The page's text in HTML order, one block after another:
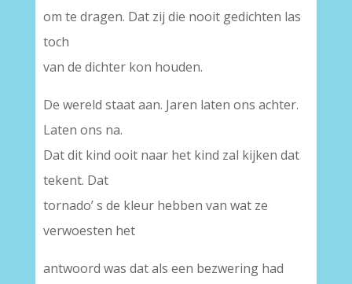
om te dragen. Dat zij die nooit gedichten las
toch
van de dichter kon houden.
De wereld staat aan. Jaren laten ons achter.
Laten ons na.
Dat dit kind ooit naar het kind zal kijken dat
tekent. Dat
tornado’ s de kleur hebben van wat ze
verwoesten het
antwoord was dat als een bezwering had